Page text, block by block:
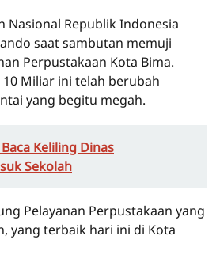
Nasional Republik Indonesia
saat sambutan memuji
Perpustakaan Kota Bima.
10 Miliar ini telah berubah
yang begitu megah.
Keliling Dinas
Sekolah
Pelayanan Perpustakaan yang
yang terbaik hari ini di Kota